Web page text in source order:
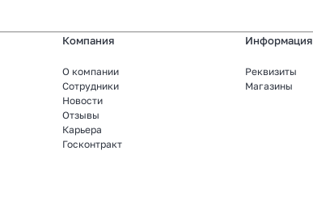
Компания
О компании
Сотрудники
Новости
Отзывы
Карьера
Госконтракт
Информация
Реквизиты
Магазины